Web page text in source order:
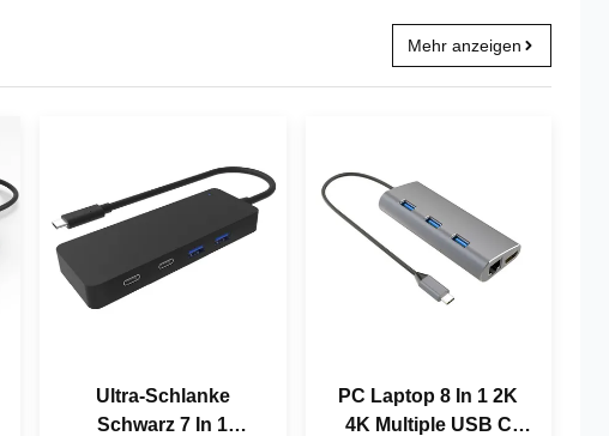
Mehr anzeigen
Ultra-Schlanke
Schwarz 7 In 1
PC Laptop 8 In 1 2K
4K Multiple USB C